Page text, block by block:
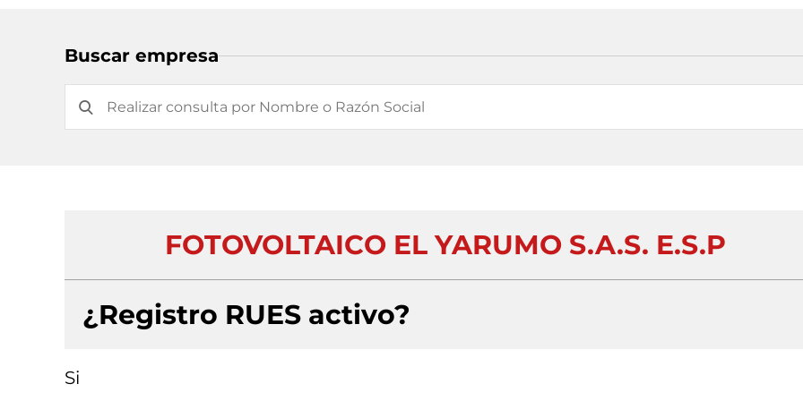
Buscar empresa
FOTOVOLTAICO EL YARUMO S.A.S. E.S.P
¿Registro RUES activo?
Si